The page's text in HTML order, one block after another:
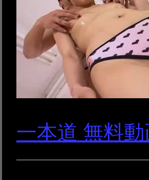
一本道 無料動